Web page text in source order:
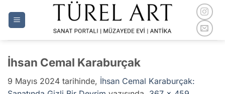
İhsan Cemal Karaburçak
9 Mayıs 2024 tarihinde, İhsan Cemal Karaburçak: